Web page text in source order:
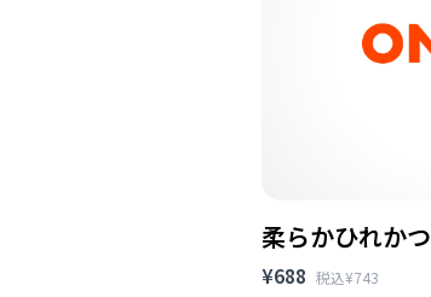
柔らかひれかつ
¥688 税込¥743